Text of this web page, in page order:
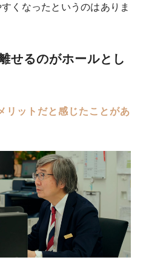
くなったというのはありま
せるのがホールとし
ットだと感じたことがあ